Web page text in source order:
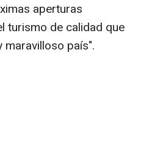
aperturas
turismo de calidad que
país".